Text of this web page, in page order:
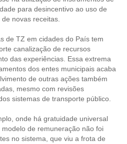
para desincentivo ao uso de
novas receitas.
de TZ em cidades do País tem
canalização de recursos
das experiências. Essa extrema
dos entes municipais acaba
de outras ações também
mesmo com revisões
sistemas de transporte público.
onde há gratuidade universal
de remuneração não foi
no sistema, que viu a frota de